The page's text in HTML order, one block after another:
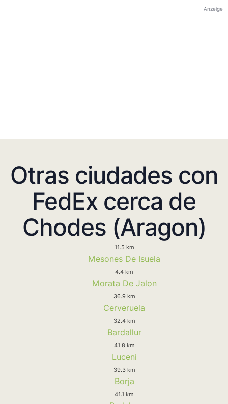
Anzeige
Otras ciudades con
FedEx cerca de
Chodes (Aragon)
11.5 km
Mesones De Isuela
4.4 km
Morata De Jalon
36.9 km
Cerveruela
32.4 km
Bardallur
41.8 km
Luceni
39.3 km
Borja
41.1 km